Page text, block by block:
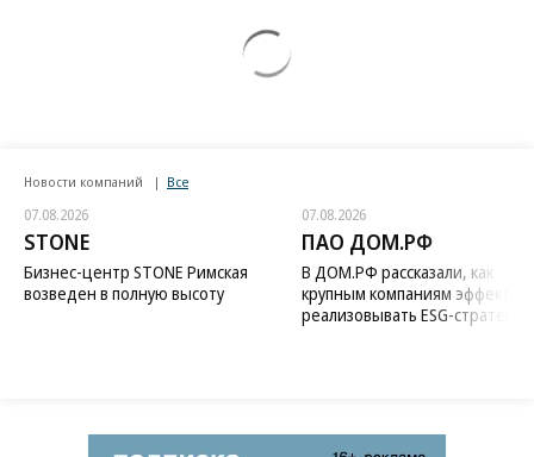
Новости компаний Все
07.08.2026
STONE
Бизнес-центр STONE Римская
возведен в полную высоту
07.08.2026
ПАО ДОМ.РФ
В ДОМ.РФ рассказали, как
крупным компаниям
реализовывать ESG-стратегию